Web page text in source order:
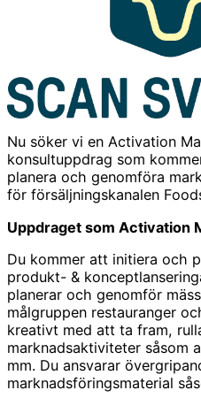
Nu söker vi en Activation
konsultuppdrag som
planera och genomföra
för försäljningskanalen
Uppdraget som Activation
Du kommer att initiera och
produkt- &
planerar och genomför
målgruppen restauranger
kreativt med att ta fram,
marknadsaktiviteter såsom
mm. Du ansvarar
marknadsföringsmaterial